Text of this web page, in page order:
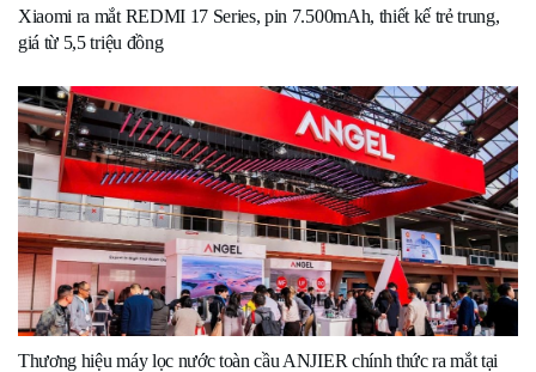
Xiaomi ra mắt REDMI 17 Series, pin 7.500mAh, thiết kế trẻ trung,
giá từ 5,5 triệu đồng
Thương hiệu máy lọc nước toàn cầu ANJIER chính thức ra mắt tại